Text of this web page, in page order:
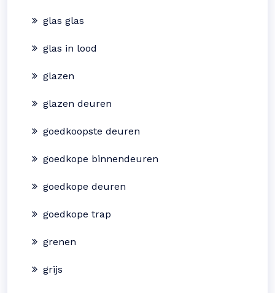
glas glas
glas in lood
glazen
glazen deuren
goedkoopste deuren
goedkope binnendeuren
goedkope deuren
goedkope trap
grenen
grijs